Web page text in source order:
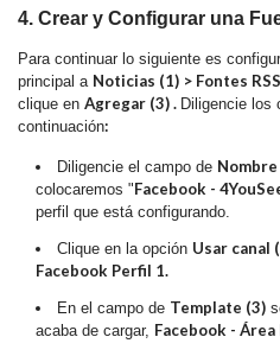
4. Crear y Configurar una
Para continuar lo siguiente es
principal a Noticias (1) > Fontes
clique en Agregar (3) . Diligencie los
continuación:
Diligencie el campo de
colocaremos "Facebook -
perfil que está configurando.
Clique en la opción Usar canal
Facebook Perfil 1.
En el campo de Template (3)
acaba de cargar, Facebook -